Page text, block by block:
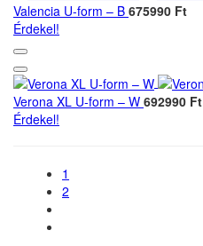
Valencia U-form – B 675990 Ft
Érdekel!
Verona XL U-form – W 692990 Ft
Érdekel!
1
2